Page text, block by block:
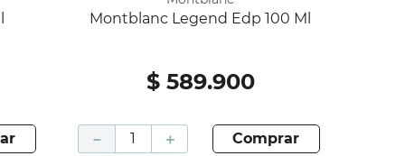
Montblanc Legend Edp 100 Ml
$ 589.900
＋
－ comprar